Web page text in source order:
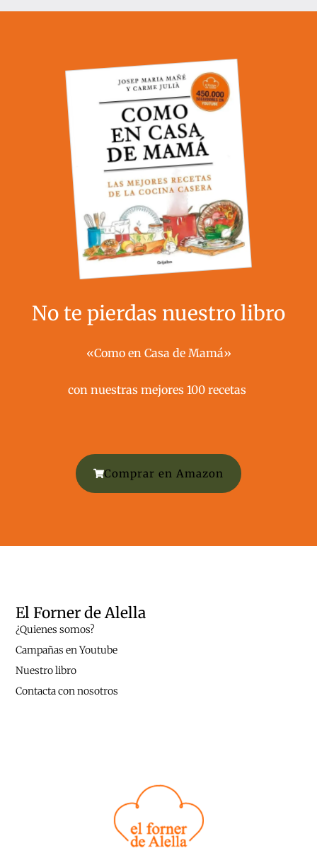
No te pierdas nuestro libro
«Como en Casa de Mamá»
con nuestras mejores 100 recetas ​
Comprar en Amazon
El Forner de Alella
¿Quienes somos?
Campañas en Youtube
Nuestro libro
Contacta con nosotros